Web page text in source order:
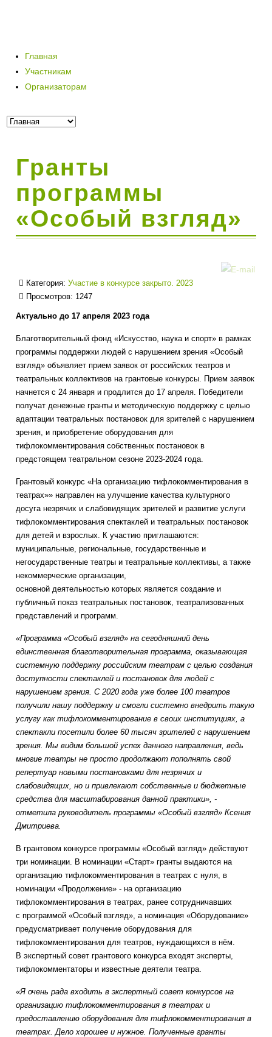
Главная
Участникам
Организаторам
Гранты
программы
«Особый взгляд»
Категория:Участие в конкурсе закрыто. 2023
Просмотров: 1247
Актуально до 17 апреля 2023 года
Благотворительный фонд «Искусство, наука и спорт» в рамках
программы поддержки людей с нарушением зрения «Особый
взгляд» объявляет прием заявок от российских театров и
театральных коллективов на грантовые конкурсы. Прием заявок
начнется с 24 января и продлится до 17 апреля. Победители
получат денежные гранты и методическую поддержку с целью
адаптации театральных постановок для зрителей с нарушением
зрения, и приобретение оборудования для
тифлокомментирования собственных постановок в
предстоящем театральном сезоне 2023-2024 года.
Грантовый конкурс «На организацию тифлокомментирования в
театрах»» направлен на улучшение качества культурного
досуга незрячих и слабовидящих зрителей и развитие услуги
тифлокомментирования спектаклей и театральных постановок
для детей и взрослых. К участию приглашаются:
муниципальные, региональные, государственные и
негосударственные театры и театральные коллективы, а также
некоммерческие организации,
основной деятельностью которых является создание и
публичный показ театральных постановок, театрализованных
представлений и программ.
«Программа «Особый взгляд» на сегодняшний день
единственная благотворительная программа, оказывающая
системную поддержку российским театрам с целью создания
доступности спектаклей и постановок для людей с
нарушением зрения. С 2020 года уже более 100 театров
получили нашу поддержку и смогли системно внедрить такую
услугу как тифлокомментирование в своих институциях, а
спектакли посетили более 60 тысяч зрителей с нарушением
зрения. Мы видим большой успех данного направления, ведь
многие театры не просто продолжают пополнять свой
репертуар новыми постановками для незрячих и
слабовидящих, но и привлекают собственные и бюджетные
средства для масштабирования данной практики», -
отметила руководитель программы «Особый взгляд» Ксения
Дмитриева.
В грантовом конкурсе программы «Особый взгляд» действуют
три номинации. В номинации «Старт» гранты выдаются на
организацию тифлокомментирования в театрах с нуля, в
номинации «Продолжение» - на организацию
тифлокомментирования в театрах, ранее сотрудничавших
с программой «Особый взгляд», а номинация «Оборудование»
предусматривает получение оборудования для
тифлокомментирования для театров, нуждающихся в нём.
В экспертный совет грантового конкурса входят эксперты,
тифлокомментаторы и известные деятели театра.
«Я очень рада входить в экспертный совет конкурсов на
организацию тифлокомментирования в театрах и
предоставлению оборудования для тифлокомментирования в
театрах. Дело хорошее и нужное. Полученные гранты